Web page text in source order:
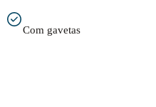
Com gavetas